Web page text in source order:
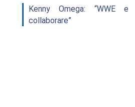
Kenny Omega: “WWE e
collaborare”